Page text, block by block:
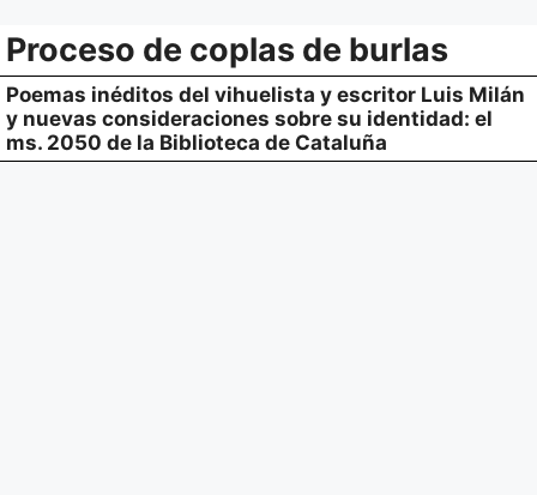
Proceso de coplas de burlas
Poemas inéditos del vihuelista y escritor Luis Milán
y nuevas consideraciones sobre su identidad: el
ms. 2050 de la Biblioteca de Cataluña